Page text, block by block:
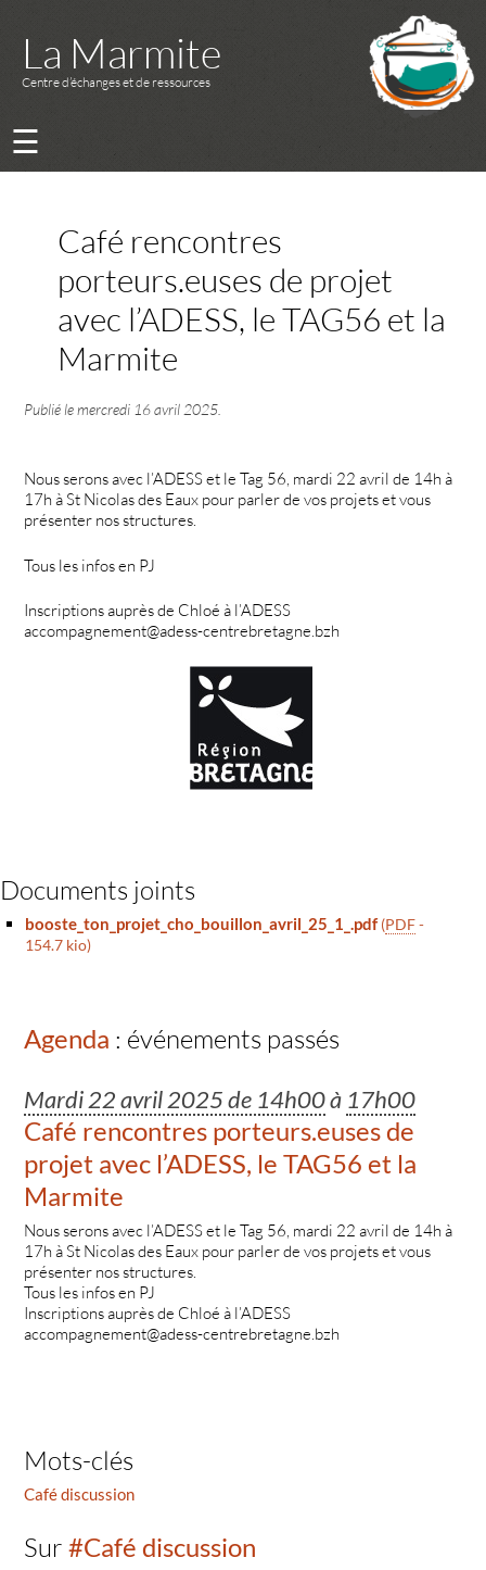
La Marmite
Centre d’échanges et de ressources
☰
Café rencontres
porteurs.euses de projet
avec l’ADESS, le TAG56 et la
Marmite
Publié lemercredi 16 avril 2025
Nous serons avec l’ADESS et le Tag 56, mardi 22 avril de 14h à
17h à St Nicolas des Eaux pour parler de vos projets et vous
présenter nos structures.
Tous les infos en PJ
Inscriptions auprès de Chloé à l’ADESS
accompagnement@adess-centrebretagne.bzh
Documents joints
booste_ton_projet_cho_bouillon_avril_25_1_.pdf (PDF-
154.7 kio)
Agenda : événements passés
Mardi 22 avril 2025 de 14h00à 17h00
Café rencontres porteurs.euses de
projet avec l’ADESS, le TAG56 et la
Marmite
Nous serons avec l’ADESS et le Tag 56, mardi 22 avril de 14h à
17h à St Nicolas des Eaux pour parler de vos projets et vous
présenter nos structures.
Tous les infos en PJ
Inscriptions auprès de Chloé à l’ADESS
accompagnement@adess-centrebretagne.bzh
Mots-clés
Café discussion
Sur#Café discussion